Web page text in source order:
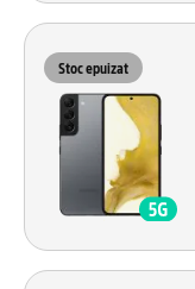
Stoc epuizat